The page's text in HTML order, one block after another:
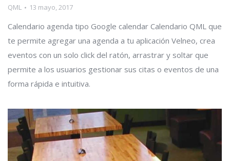
QML 13 mayo, 2017
Calendario agenda tipo Google calendar Calendario QML que
te permite agregar una agenda a tu aplicación Velneo, crea
eventos con un solo click del ratón, arrastrar y soltar que
permite a los usuarios gestionar sus citas o eventos de una
forma rápida e intuitiva.